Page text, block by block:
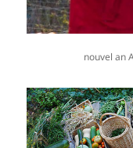
nouvel an